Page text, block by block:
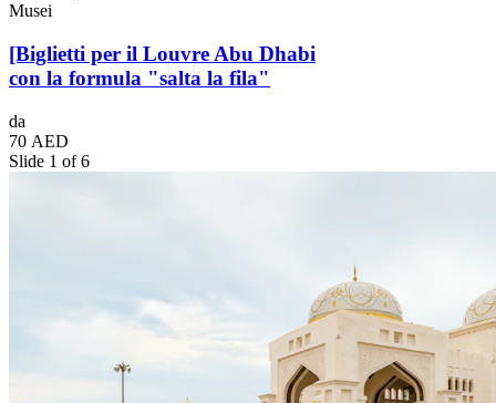
Musei
[Biglietti per il Louvre Abu Dhabi
con la formula "salta la fila"
da
70 AED
Slide 1 of 6